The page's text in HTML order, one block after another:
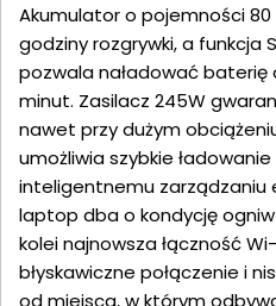
Akumulator o pojemności 80
godziny rozgrywki, a funkcja
pozwala naładować baterię
minut. Zasilacz 245W
nawet przy dużym
umożliwia szybkie ładowanie
inteligentnemu zarządzaniu
laptop dba o kondycję ogniw
kolei najnowsza łączność
błyskawiczne połączenie i
od miejsca, w którym